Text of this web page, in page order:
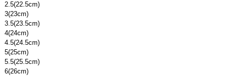
2.5(22.5cm)
3(23cm)
3.5(23.5cm)
4(24cm)
4.5(24.5cm)
5(25cm)
5.5(25.5cm)
6(26cm)